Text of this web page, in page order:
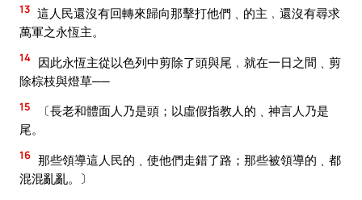
13 這人民還沒有回轉來歸向那擊打他們﹑的主﹐還沒有尋求
萬軍之永恆主。
14 因此永恆主從以色列中剪除了頭與尾﹐就在一日之間﹑剪
除棕枝與燈草──
15
〔長老和體面人乃是頭；以虛假指教人的﹑神言人乃是
尾。
16 那些領導這人民的﹑使他們走錯了路；那些被領導的﹑都
混混亂亂。〕